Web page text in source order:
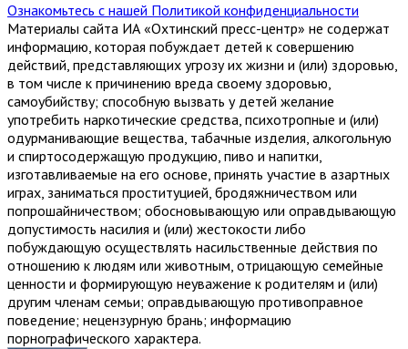
Ознакомьтесь с нашей Политикой конфиденциальности
Материалы сайта ИА «Охтинский пресс-центр» не содержат
информацию, которая побуждает детей к совершению
действий, представляющих угрозу их жизни и (или) здоровью,
в том числе к причинению вреда своему здоровью,
самоубийству; способную вызвать у детей желание
употребить наркотические средства, психотропные и (или)
одурманивающие вещества, табачные изделия, алкогольную
и спиртосодержащую продукцию, пиво и напитки,
изготавливаемые на его основе, принять участие в азартных
играх, заниматься проституцией, бродяжничеством или
попрошайничеством; обосновывающую или оправдывающую
допустимость насилия и (или) жестокости либо
побуждающую осуществлять насильственные действия по
отношению к людям или животным, отрицающую семейные
ценности и формирующую неуважение к родителям и (или)
другим членам семьи; оправдывающую противоправное
поведение; нецензурную брань; информацию
порнографического характера.